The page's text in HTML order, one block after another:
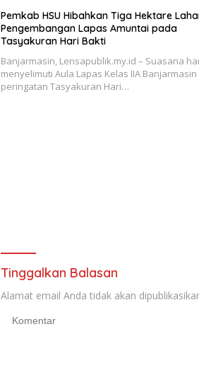
Pemkab HSU Hibahkan Tiga Hektare
Pengembangan Lapas Amuntai pada
Tasyakuran Hari Bakti
Banjarmasin, Lensapublik.my.id – Suasana
menyelimuti Aula Lapas Kelas IIA
peringatan Tasyakuran Hari…
Tinggalkan Balasan
Alamat email Anda tidak akan